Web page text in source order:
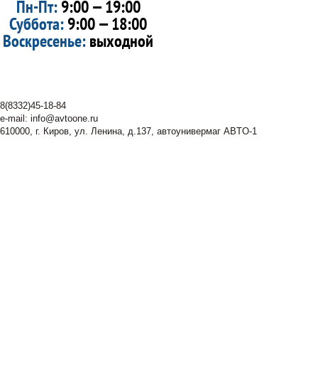
Пн-Пт:9:00 — 19:00
Суббота:9:00 — 18:00
Воскресенье:выходной
8(8332)45-18-84
e-mail: info@avtoone.ru
610000, г. Киров, ул. Ленина, д.137, автоунивермаг ABTO-1